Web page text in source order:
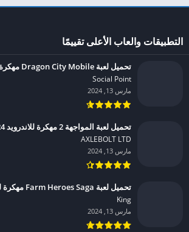
التطبيقات والعاب الأعلى تقييمًا
تحميل لعبة Dragon City Mobile مهكرة للاندرويد 2024
Social Point‏
مارس 13, 2024
تحميل لعبة المواجهة 2 مهكرة للاندرويد 2024
AXLEBOLT LTD‏
مارس 13, 2024
تحميل لعبة Farm Heroes Saga مهكرة للاندرويد 2024
King‏
مارس 13, 2024